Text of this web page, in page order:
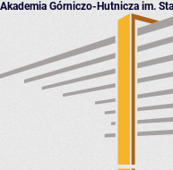
Akademia Górniczo-Hutnicza im.